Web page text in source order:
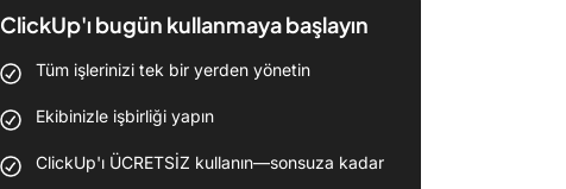
ClickUp'ı bugün kullanmaya başlayın
Tüm işlerinizi tek bir yerden yönetin
Ekibinizle işbirliği yapın
ClickUp'ı ÜCRETSİZ kullanın—sonsuza kadar